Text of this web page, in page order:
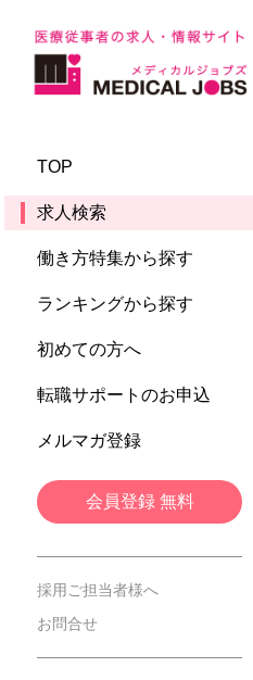
TOP
求人検索
働き方特集から探す
ランキングから探す
初めての方へ
転職サポートのお申込
メルマガ登録
会員登録 無料
採用ご担当者様へ
お問合せ